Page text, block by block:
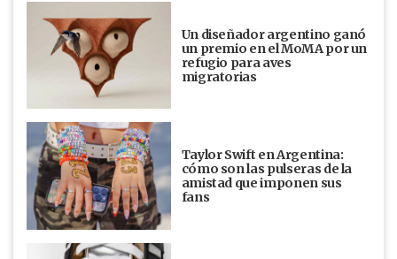
Un diseñador argentino ganó
un premio en el MoMA por un
refugio para aves
migratorias
Taylor Swift en Argentina:
cómo son las pulseras de la
amistad que imponen sus
fans